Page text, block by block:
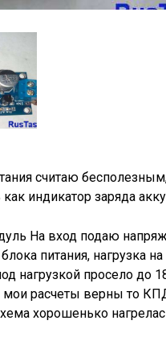
считаю
индикатор заряда
На вход подаю
питания, нагрузка
нагрузкой просело до
расчеты верны то
хорошенько